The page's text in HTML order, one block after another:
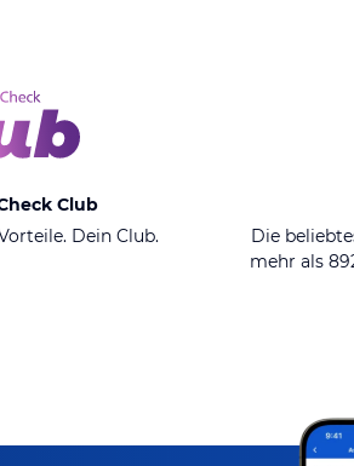
Club
Dein Club.
Die
mehr als